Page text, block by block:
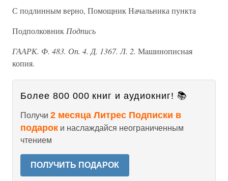
С подлинным верно, Помощник Начальника пункта
Подполковник Подпись
ГААРК. Ф. 483. Оп. 4. Д. 1367. Л. 2. Машинописная
копия.
Более 800 000 книг и аудиокниг! 📚
Получи 2 месяца Литрес Подписки в
подарок и наслаждайся неограниченным
чтением
ПОЛУЧИТЬ ПОДАРОК